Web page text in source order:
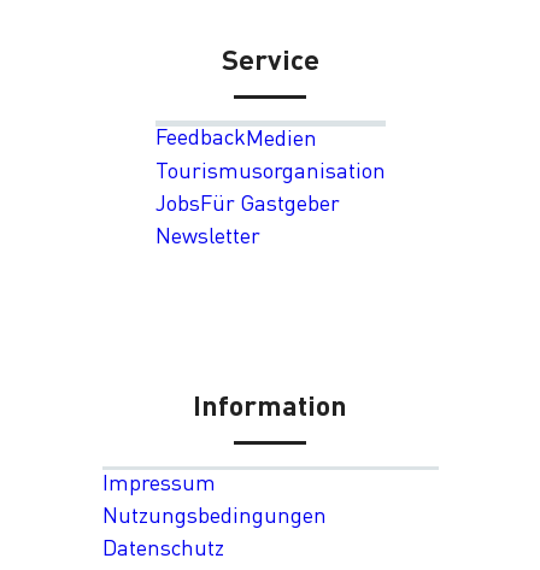
Service
FeedbackMedien
Tourismusorganisation
JobsFür Gastgeber
Newsletter
Information
Impressum
Nutzungsbedingungen
Datenschutz